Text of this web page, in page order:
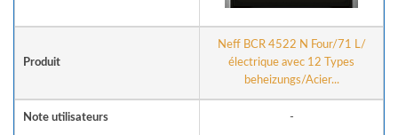
Produit
Neff BCR 4522 N Four/71 L/
électrique avec 12 Types
beheizungs/Acier...
Note utilisateurs -